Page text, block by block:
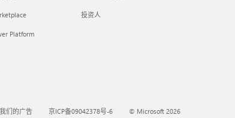
Platform
投资人
们的广告 京ICP备09042378号-6 © Microsoft 2026